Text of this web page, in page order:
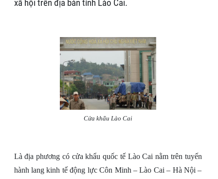
xã hội trên địa bàn tỉnh Lào Cai.
Cửa khẩu Lào Cai
Là địa phương có cửa khẩu quốc tế Lào Cai nằm trên tuyến
hành lang kinh tế động lực Côn Minh – Lào Cai – Hà Nội –